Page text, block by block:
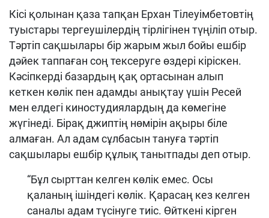
Кісі қолынан қаза тапқан Ерхан Тілеуімбетовтің
туыстары тергеушілердің тірлігінен түңіліп отыр.
Тәртіп сақшылары бір жарым жыл бойы ешбір
дәйек таппаған соң тексеруге өздері кіріскен.
Кәсіпкерді базардың қақ ортасынан алып
кеткен көлік пен адамды анықтау үшін Ресей
мен елдегі киностудиялардың да көмегіне
жүгінеді. Бірақ джиптің нөмірін ақыры біле
алмаған. Ал адам сұлбасын тануға тәртіп
сақшылары ешбір құлық танытпады деп отыр.
“Бұл сырттан келген көлік емес. Осы
қаланың ішіндегі көлік. Қарасаң кез келген
саналы адам түсінуге тиіс. Өйткені кірген